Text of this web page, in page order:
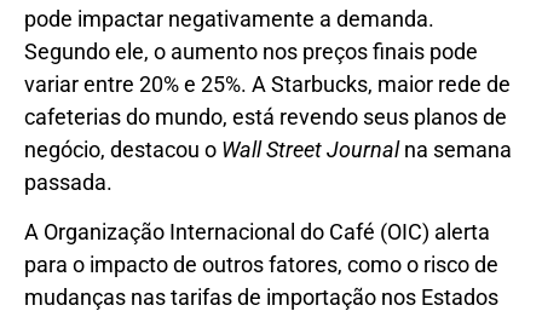
pode impactar negativamente a demanda.
Segundo ele, o aumento nos preços finais pode
variar entre 20% e 25%. A Starbucks, maior rede de
cafeterias do mundo, está revendo seus planos de
negócio, destacou o Wall Street Journalna semana
passada.
A Organização Internacional do Café (OIC) alerta
para o impacto de outros fatores, como o risco de
mudanças nas tarifas de importação nos Estados